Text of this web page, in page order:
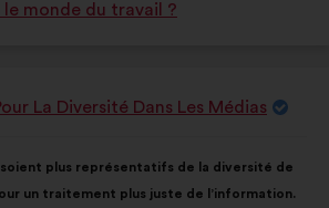
monde du travail ?
La Diversité Dans Les Médias
plus représentatifs de la diversité de
un traitement plus juste de l’information.